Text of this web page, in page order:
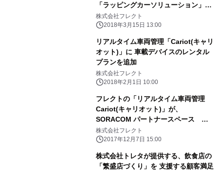
「ラッピングカーソリューション」を
発表
株式会社フレクト
2018年3月15日 13:00
リアルタイム車両管理「Cariot(キャリ
オット)」に 車載デバイスのレンタル
プランを追加
株式会社フレクト
2018年2月1日 10:00
フレクトの「リアルタイム車両管理
Cariot(キャリオット)」が、
SORACOM パートナースペース
2017 年間最優秀パートナーを受賞し
ました
株式会社フレクト
2017年12月7日 15:00
株式会社トレタが提供する、飲食店の
「繁盛店づくり」を 支援する顧客満足